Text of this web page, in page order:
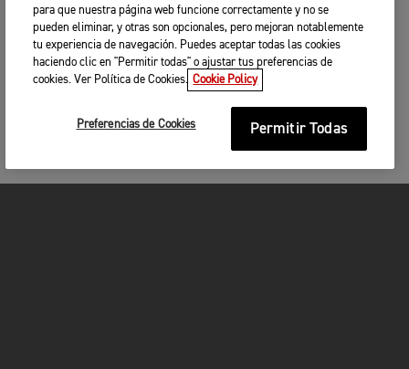
para que nuestra página web funcione correctamente y no se
pueden eliminar, y otras son opcionales, pero mejoran notablemente
tu experiencia de navegación. Puedes aceptar todas las cookies
haciendo clic en "Permitir todas" o ajustar tus preferencias de
cookies. Ver Política de Cookies. Cookie Policy
Preferencias de Cookies Permitir Todas